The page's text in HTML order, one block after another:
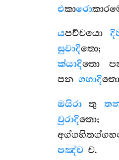
එකාරො
යපච්චයො
සුවාදිතො;
ක්යාදිතො
පන ගහාදි
ඔයිරාතු
චුරාදිතො;
පඤ්චච.